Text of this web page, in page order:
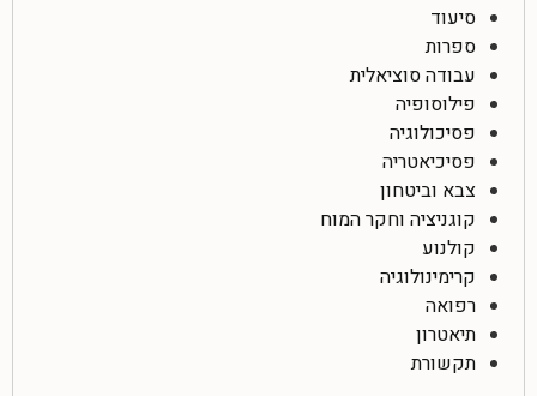
סיעוד
ספרות
עבודה סוציאלית
פילוסופיה
פסיכולוגיה
פסיכיאטריה
צבא וביטחון
קוגניציה וחקר המוח
קולנוע
קרימינולוגיה
רפואה
תיאטרון
תקשורת